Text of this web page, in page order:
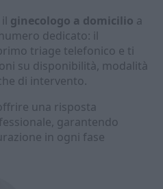
ginecologo a domicilio a
dedicato: il
triage telefonico e ti
su disponibilità, modalità
di intervento.
una risposta
garantendo
in ogni fase